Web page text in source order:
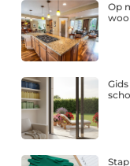
Op